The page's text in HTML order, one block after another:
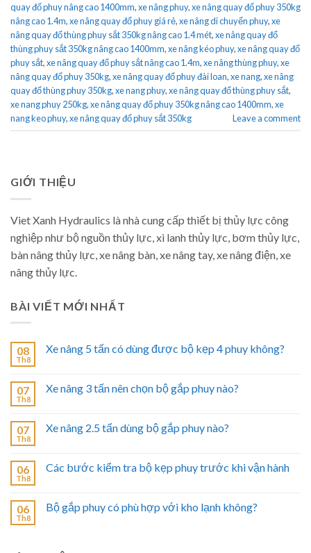
quay đổ phuy nâng cao 1400mm,xe nâng phuy,xe nâng quay đổ phuy 350kg
nâng cao 1.4m,xe nâng quay đổ phuy giá rẻ,xe nâng di chuyển phuy,xe
nâng quay đổ thùng phuy sắt 350kg nâng cao 1.4 mét,xe nâng quay đổ
thùng phuy sắt 350kg nâng cao 1400mm,xe nâng kéo phuy,xe nâng quay đổ
phuy sắt,xe nâng quay đổ phuy sắt nâng cao 1.4m,xe nâng thùng phuy,xe
nâng quay đổ phuy 350kg,xe nâng quay đổ phuy đài loan,xe nang,xe nâng
quay đổ thùng phuy 350kg,xe nang phuy,xe nâng quay đổ thùng phuy sắt,
xe nang phuy 250kg,xe nâng quay đổ phuy 350kg nâng cao 1400mm,xe
nang keo phuy,xe nâng quay đổ phuy sắt 350kg Leave a comment
GIỚI THIỆU
Viet Xanh Hydraulics là nhà cung cấp thiết bị thủy lực công
nghiệp như bộ nguồn thủy lực, xi lanh thủy lực, bơm thủy lực,
bàn nâng thủy lực, xe nâng bàn, xe nâng tay, xe nâng điện, xe
nâng thủy lực.
BÀI VIẾT MỚI NHẤT
08
Th8
Xe nâng 5 tấn có dùng được bộ kẹp 4 phuy không?
07
Th8
Xe nâng 3 tấn nên chọn bộ gắp phuy nào?
07
Th8
Xe nâng 2.5 tấn dùng bộ gắp phuy nào?
06
Th8
Các bước kiểm tra bộ kẹp phuy trước khi vận hành
06
Th8
Bộ gắp phuy có phù hợp với kho lạnh không?